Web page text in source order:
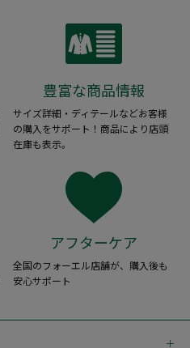
豊富な商品情報
サイズ詳細・ディテールなどお客様
の購入をサポート！商品により店頭
在庫も表示。
アフターケア
全国のフォーエル店舗が、購入後も
安心サポート